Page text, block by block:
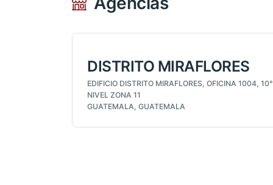
DISTRITO MIRAFLORES
EDIFICIO DISTRITO MIRAFLORES, OFICINA 1004, 10°
NIVEL ZONA 11
GUATEMALA, GUATEMALA